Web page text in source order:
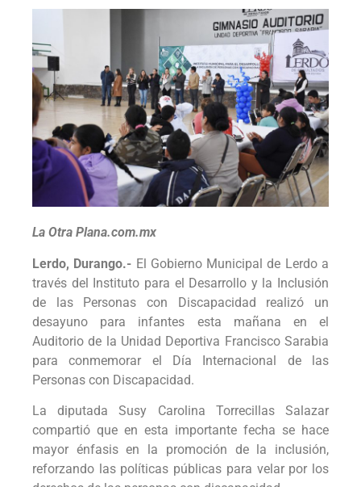
La Otra Plana.com.mx
Lerdo, Durango.- El Gobierno Municipal de Lerdo a
través del Instituto para el Desarrollo y la Inclusión
de las Personas con Discapacidad realizó un
desayuno para infantes esta mañana en el
Auditorio de la Unidad Deportiva Francisco Sarabia
para conmemorar el Día Internacional de las
Personas con Discapacidad.
La diputada Susy Carolina Torrecillas Salazar
compartió que en esta importante fecha se hace
mayor énfasis en la promoción de la inclusión,
reforzando las políticas públicas para velar por los